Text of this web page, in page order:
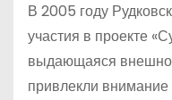
В 2005 году
участия в проекте
выдающаяся
привлекли